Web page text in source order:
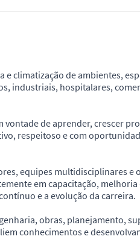
e climatização de ambientes,
industriais, hospitalares,
de aprender, crescer
respeitoso e com
equipes multidisciplinares e
em capacitação, melhoria
e a evolução da carreira.
obras, planejamento,
conhecimentos e